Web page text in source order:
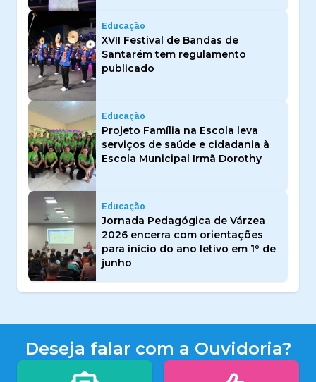
Educação
XVII Festival de Bandas de
Santarém tem regulamento
publicado
Educação
Projeto Família na Escola leva
serviços de saúde e cidadania à
Escola Municipal Irmã Dorothy
Educação
Jornada Pedagógica de Várzea
2026 encerra com orientações
para início do ano letivo em 1º de
junho
Deseja falar com a Ouvidoria?